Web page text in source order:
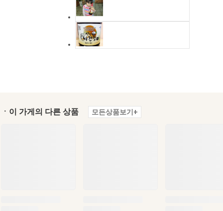
ㆍ이 가게의 다른 상품 모든상품보기+